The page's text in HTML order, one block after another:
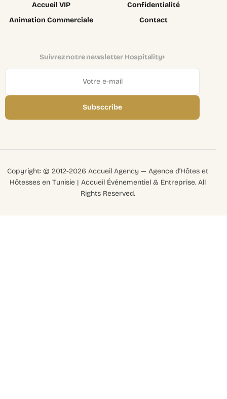
Accueil VIP
Animation Commerciale
Confidentialité
Contact
Suivrez notre newsletter Hospitality+
Subsccribe
Copyright: © 2012-2026 Accueil Agency — Agence d’Hôtes et
Hôtesses en Tunisie | Accueil Événementiel & Entreprise. All
Rights Reserved.